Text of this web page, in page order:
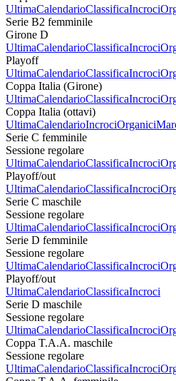
UltimaCalendarioClassificaIncroci
Serie B2 femminile
Girone D
UltimaCalendarioClassificaIncroci
Playoff
UltimaCalendarioClassificaIncroci
Coppa Italia (Girone)
UltimaCalendarioClassificaIncroci
Coppa Italia (ottavi)
UltimaCalendarioIncrociOrganici
Serie C femminile
Sessione regolare
UltimaCalendarioClassificaIncroci
Playoff/out
UltimaCalendarioClassificaIncroci
Serie C maschile
Sessione regolare
UltimaCalendarioClassificaIncroci
Serie D femminile
Sessione regolare
UltimaCalendarioClassificaIncroci
Playoff/out
UltimaCalendarioClassificaIncroci
Serie D maschile
Sessione regolare
UltimaCalendarioClassificaIncroci
Coppa T.A.A. maschile
Sessione regolare
UltimaCalendarioClassificaIncroci